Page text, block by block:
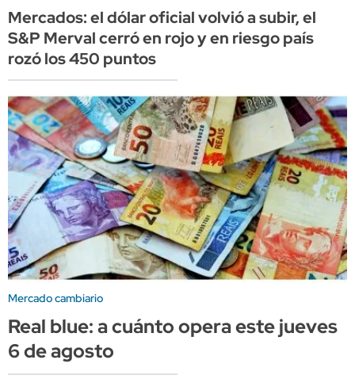
Mercados: el dólar oficial volvió a subir, el
S&P Merval cerró en rojo y en riesgo país
rozó los 450 puntos
Mercado cambiario
Real blue: a cuánto opera este jueves
6 de agosto